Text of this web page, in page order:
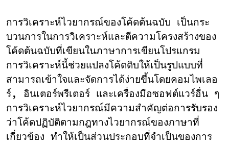
การวิเคราะห์ไวยากรณ์ของโค้ดต้นฉบับ เป็นกระ
บวนการในการวิเคราะห์และตีความโครงสร้างของ
โค้ดต้นฉบับที่เขียนในภาษาการเขียนโปรแกรม
การวิเคราะห์นี้ช่วยแปลงโค้ดดิบให้เป็นรูปแบบที่
สามารถเข้าใจและจัดการได้ง่ายขึ้นโดยคอมไพเลอ
ร์, อินเตอร์พรีเตอร์ และเครื่องมือซอฟต์แวร์อื่น ๆ
การวิเคราะห์ไวยากรณ์มีความสำคัญต่อการรับรอง
ว่าโค้ดปฏิบัติตามกฎทางไวยากรณ์ของภาษาที่
เกี่ยวข้อง ทำให้เป็นส่วนประกอบที่จำเป็นของการ